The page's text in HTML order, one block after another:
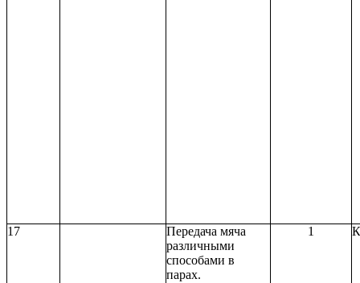
17
Передача мяча
различными
способами в
парах.
1